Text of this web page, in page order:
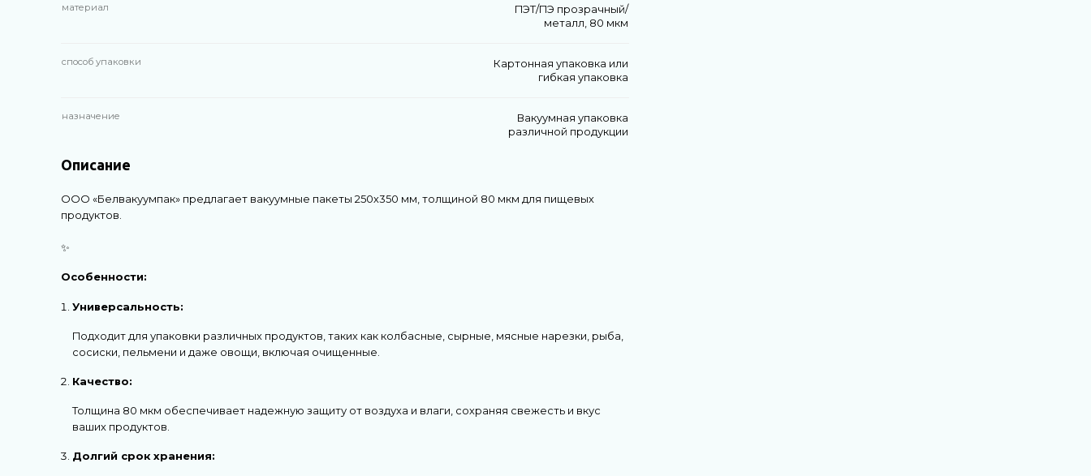
материал
ПЭТ/ПЭ прозрачный/
металл, 80 мкм
способ упаковки
Картонная упаковка или
гибкая упаковка
назначение
Вакуумная упаковка
различной продукции
Описание
ООО «Белвакуумпак» предлагает вакуумные пакеты 250х350 мм, толщиной 80 мкм для пищевых
продуктов.
✨
Особенности:
Универсальность:
Подходит для упаковки различных продуктов, таких как колбасные, сырные, мясные нарезки, рыба,
сосиски, пельмени и даже овощи, включая очищенные.
Качество:
Толщина 80 мкм обеспечивает надежную защиту от воздуха и влаги, сохраняя свежесть и вкус
ваших продуктов.
Долгий срок хранения: